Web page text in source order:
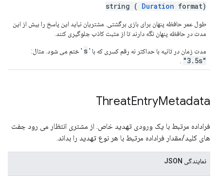
string ( Duration format)
طول عمر حافظه پنهان برای بازی برگشتی. مشتریان نباید این پاسخ را بیش از این
مدت در حافظه پنهان نگه دارند تا از مثبت کاذب جلوگیری کنند.
مدت زمان در ثانیه با حداکثر نه رقم کسری که با 's ' ختم می شود. مثال:
"3.5s"
ThreatEntryMetadata
فراداده مرتبط با یک ورودی تهدید خاص. از مشتری انتظار می رود جفت
های کلید/مقدار فراداده مرتبط با هر نوع تهدید را بداند.
نمایندگی JSON